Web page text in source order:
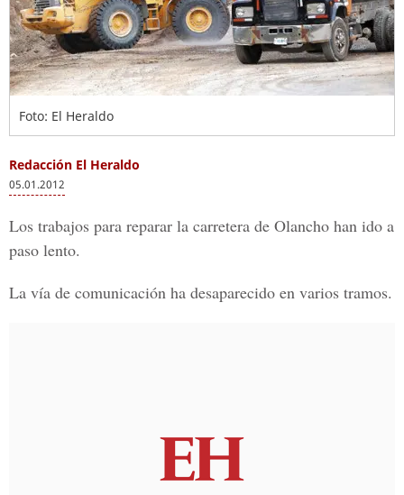
Foto: El Heraldo
Redacción El Heraldo
05.01.2012
Los trabajos para reparar la carretera de Olancho han ido a
paso lento.
La vía de comunicación ha desaparecido en varios tramos.